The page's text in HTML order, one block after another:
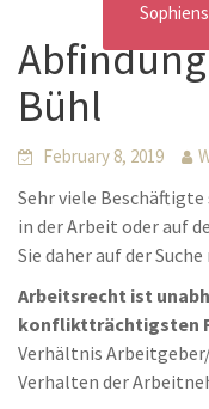
Bühl
February 8, 2019
Sehr viele
in der Arbeit oder auf
Sie daher auf der Suche
Arbeitsrecht ist
konfliktträchtigsten
Verhältnis
Verhalten der